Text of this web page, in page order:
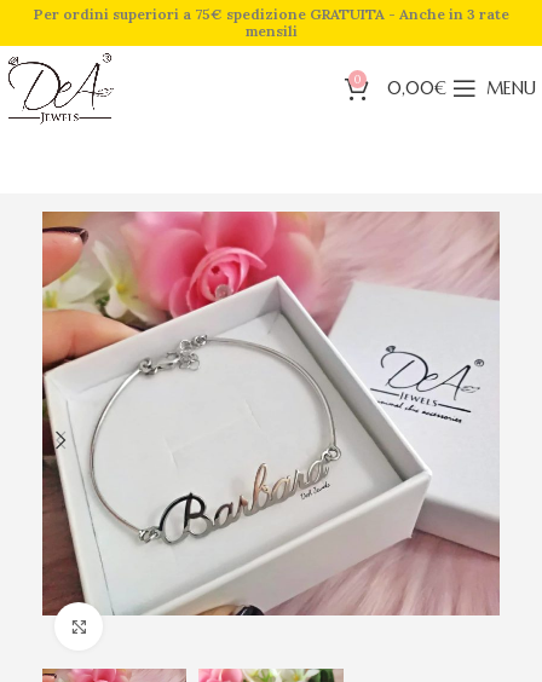
Per ordini superiori a 75€ spedizione GRATUITA - Anche in 3 rate
mensili
0 0,00€ MENU